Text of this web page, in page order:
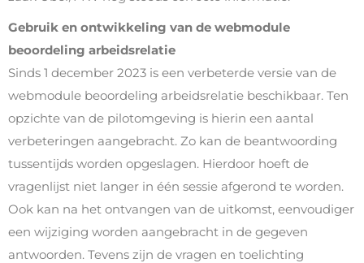
Gebruik en ontwikkeling van de webmodule
beoordeling arbeidsrelatie
Sinds 1 december 2023 is een verbeterde versie van de
webmodule beoordeling arbeidsrelatie beschikbaar. Ten
opzichte van de pilotomgeving is hierin een aantal
verbeteringen aangebracht. Zo kan de beantwoording
tussentijds worden opgeslagen. Hierdoor hoeft de
vragenlijst niet langer in één sessie afgerond te worden.
Ook kan na het ontvangen van de uitkomst, eenvoudiger
een wijziging worden aangebracht in de gegeven
antwoorden. Tevens zijn de vragen en toelichting